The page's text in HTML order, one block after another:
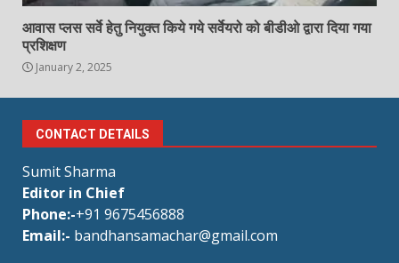
आवास प्लस सर्वे हेतु नियुक्त किये गये सर्वेयरो को बीडीओ द्वारा दिया गया
प्रशिक्षण
January 2, 2025
CONTACT DETAILS
Sumit Sharma
Editor in Chief
Phone:-+91 9675456888
Email:- bandhansamachar@gmail.com